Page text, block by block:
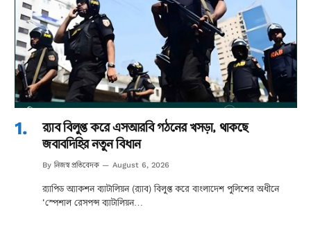
র‌্যাব বিলুপ্ত করে এসআরবি গঠনের খসড়া, থাকছে
জবাবদিহির নতুন বিধান
By নিজস্ব প্রতিবেদক August 6, 2026
র‌্যাপিড অ্যাকশন ব্যাটালিয়ন (র‌্যাব) বিলুপ্ত করে বাংলাদেশ পুলিশের অধীনে
‘স্পেশাল রেসপন্স ব্যাটালিয়ন…